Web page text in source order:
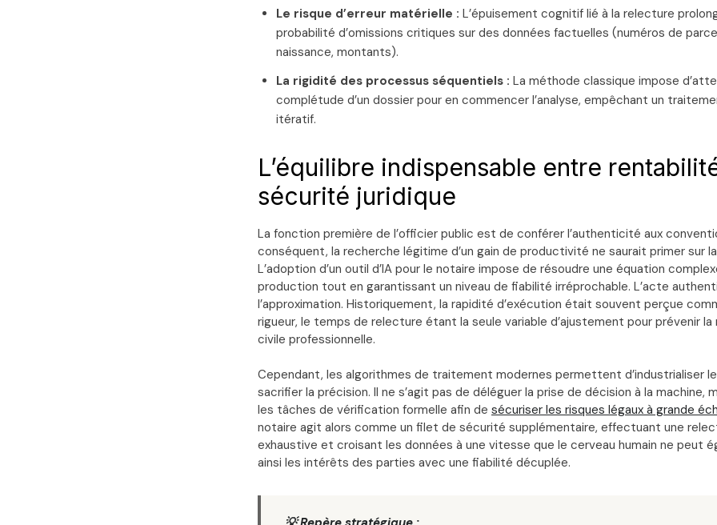
Le risque d’erreur matérielle : L’épuisement cognitif lié à la relecture
probabilité d’omissions critiques sur des données factuelles (numéros de
naissance, montants).
La rigidité des processus séquentiels : La méthode classique impose
complétude d’un dossier pour en commencer l’analyse, empêchant un
itératif.
L’équilibre indispensable entre
sécurité juridique
La fonction première de l’officier public est de conférer l’authenticité aux
conséquent, la recherche légitime d’un gain de productivité ne saurait primer sur
L’adoption d’un outil d’IA pour le notaire impose de résoudre une équation
production tout en garantissant un niveau de fiabilité irréprochable. L’acte
l’approximation. Historiquement, la rapidité d’exécution était souvent perçue
rigueur, le temps de relecture étant la seule variable d’ajustement pour prévenir
civile professionnelle.
Cependant, les algorithmes de traitement modernes permettent d’industrialiser
sacrifier la précision. Il ne s’agit pas de déléguer la prise de décision à la machine,
les tâches de vérification formelle afin de sécuriser les risques légaux à grande
notaire agit alors comme un filet de sécurité supplémentaire, effectuant une
exhaustive et croisant les données à une vitesse que le cerveau humain ne peut
ainsi les intérêts des parties avec une fiabilité décuplée.